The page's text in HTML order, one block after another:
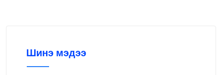
Шинэ мэдээ